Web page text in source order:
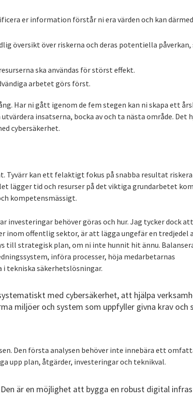
er information förstår ni era värden och kan därmed
översikt över riskerna och deras potentiella
ska användas för störst effekt.
arbetet görs först.
Har ni gått igenom de fem stegen kan ni skapa ett
insatserna, bocka av och ta nästa område. Det
cybersäkerhet.
Tyvärr kan ett felaktigt fokus på snabba resultat
lägger tid och resurser på det viktiga grundarbetet
kompetensmässigt.
investeringar behöver göras och hur. Jag tycker dock
inom offentlig sektor, är att lägga ungefär en tredjedel
till strategisk plan, om ni inte hunnit hit ännu.
införa processer, höja medarbetarnas
tekniska säkerhetslösningar.
med cybersäkerhet, att hjälpa
miljöer och system som uppfyller givna krav och
Den första analysen behöver inte innebära ett
upp plan, åtgärder, investeringar och teknikval.
är en möjlighet att bygga en robust digital